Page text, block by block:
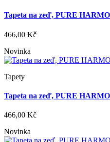
Tapeta na zeď, PURE
466,00 Kč
Novinka
Tapety
Tapeta na zeď, PURE
466,00 Kč
Novinka